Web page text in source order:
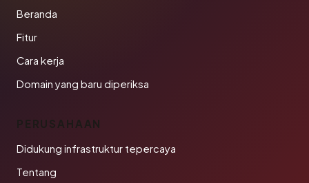
Beranda
Fitur
Cara kerja
Domain yang baru diperiksa
PERUSAHAAN
Didukung infrastruktur tepercaya
Tentang